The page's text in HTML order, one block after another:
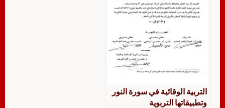
التربية الوقائية في سورة النور
وتطبيقاتها التربوية